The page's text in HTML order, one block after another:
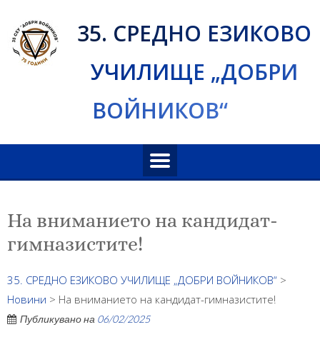
content
35. СРЕДНО ЕЗИКОВО
УЧИЛИЩЕ „ДОБРИ
ВОЙНИКОВ“
На вниманието на кандидат-
гимназистите!
35. СРЕДНО ЕЗИКОВО УЧИЛИЩЕ „ДОБРИ ВОЙНИКОВ“ >
Новини > На вниманието на кандидат-гимназистите!
Публикувано на 06/02/2025